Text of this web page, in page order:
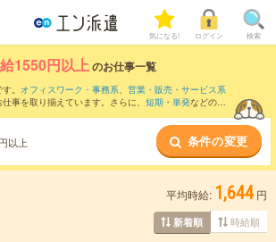
気になる! ログイン 検索
1550円以上のお仕事一覧
。 オフィスワーク・事務系、 営業・販売・サービス系
事を取り揃えています。さらに、 短期 ・ 単発などの期
以上 条件の変更
平均時給: 1,644 円
新着順 時給順